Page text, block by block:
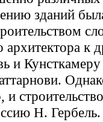
зданий
архитектора к
и
Н.